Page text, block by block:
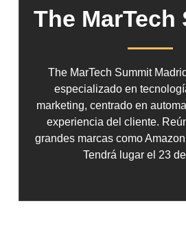
The MarTech
The MarTech Summit
especializado en
marketing, centrado en
experiencia del cliente.
grandes marcas como
Tendrá lugar el 23